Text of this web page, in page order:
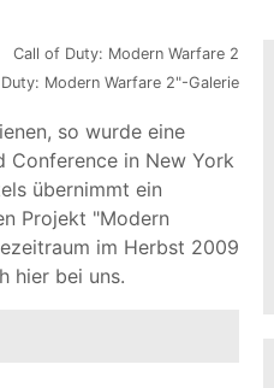
Modern Warfare 2"-Galerie
so wurde eine
Conference in New York
übernimmt ein
Projekt "Modern
im Herbst 2009
hier bei uns.